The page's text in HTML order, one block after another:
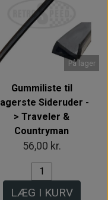
På lager
Gummiliste til
Sideruder -
> Traveler &
Countryman
56,00 kr.
LÆG I KURV